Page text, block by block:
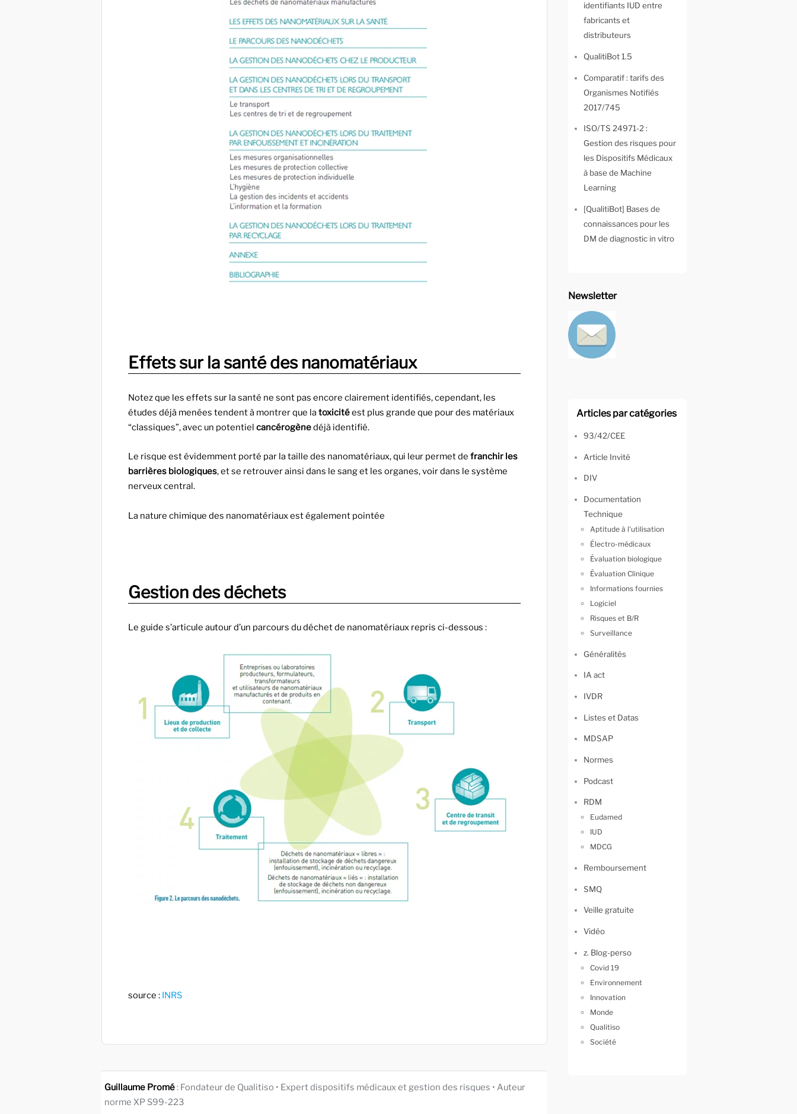
Effets sur la santé des nanomatériaux
Notez que les effets sur la santé ne sont pas encore clairement identifiés, cependant, les
études déjà menées tendent à montrer que la toxicitéest plus grande que pour des matériaux
“classiques”, avec un potentiel cancérogènedéjà identifié.
Le risque est évidemment porté par la taille des nanomatériaux, qui leur permet de franchir les
barrières biologiques, et se retrouver ainsi dans le sang et les organes, voir dans le système
nerveux central.
La nature chimique des nanomatériaux est également pointée
Gestion des déchets
Le guide s’articule autour d’un parcours du déchet de nanomatériaux repris ci-dessous :
source : INRS
Guillaume Promé: Fondateur de Qualitiso • Expert dispositifs médicaux et gestion des risques • Auteur
norme XP S99-223
identifiants IUD entre
fabricants et
distributeurs
QualitiBot 1.5
Comparatif : tarifs des
Organismes Notifiés
2017/745
ISO/TS 24971-2 :
Gestion des risques pour
les Dispositifs Médicaux
à base de Machine
Learning
[QualitiBot] Bases de
connaissances pour les
DM de diagnostic in vitro
Newsletter
Articles par catégories
93/42/CEE
Article Invité
DIV
Documentation
Technique
Aptitude à l'utilisation
Électro-médicaux
Évaluation biologique
Évaluation Clinique
Informations fournies
Logiciel
Risques et B/R
Surveillance
Généralités
IA act
IVDR
Listes et Datas
MDSAP
Normes
Podcast
RDM
Eudamed
IUD
MDCG
Remboursement
SMQ
Veille gratuite
Vidéo
z. Blog-perso
Covid 19
Environnement
Innovation
Monde
Qualitiso
Société